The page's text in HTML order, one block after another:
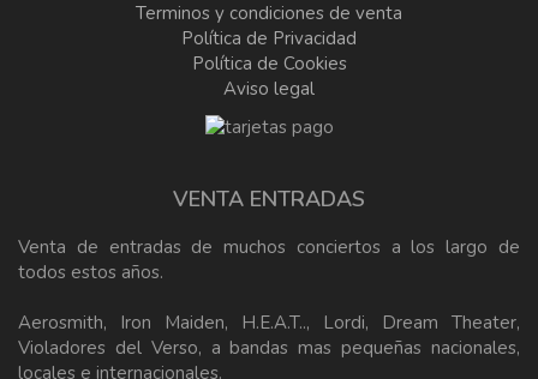
Terminos y condiciones de venta
Política de Privacidad
Política de Cookies
Aviso legal
VENTA ENTRADAS
Venta de entradas de muchos conciertos a los largo de
todos estos años.
Aerosmith, Iron Maiden, H.E.A.T.., Lordi, Dream Theater,
Violadores del Verso, a bandas mas pequeñas nacionales,
locales e internacionales.